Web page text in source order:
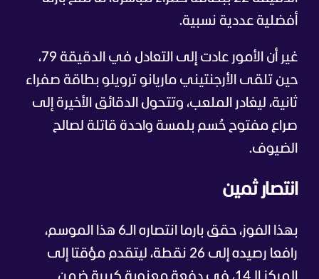
أفضلية عددية نسبية.
غير أن الأمور عادت إلى التعادل في الدقيقة 79،
حين تلقى الأرجنتيني ماريانو ترويلو بطاقة صفراء
ثانية، ليغادر الملعب، وتتحول الدقائق الأخيرة إلى
صراع مفتوح حُسم بلمسة واحدة قاتلة لصالح
الضيوف.
انتصار ثمين
بهذا الفوز، حقق بارما انتصاره الـ6 هذا الموسم،
رافعا رصيده إلى 26 نقطة، ليتقدم مؤقتا إلى